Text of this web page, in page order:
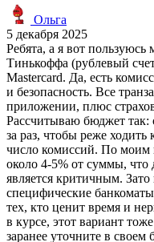
Ольга
5 декабря 2025
Ребята, а я вот
Тинькоффа (рублевый
Mastercard. Да, есть
и безопасность. Все
приложении, плюс
Рассчитываю бюджет
за раз, чтобы реже
число комиссий. По моим
около 4-5% от суммы, что
является критичным.
специфические
тех, кто ценит время и
в курсе, этот вариант
заранее уточните в своем